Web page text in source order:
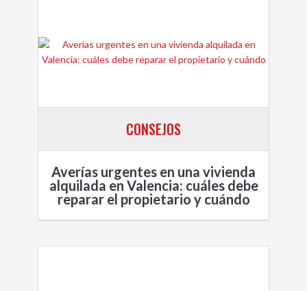
CONSEJOS
Averías urgentes en una vivienda
alquilada en Valencia: cuáles debe
reparar el propietario y cuándo